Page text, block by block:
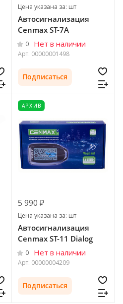
Цена указана за: шт
Автосигнализация
Cenmax ST-7A
0 Нет в наличии
Арт. 00000001498
Подписаться
АРХИВ
5 990 ₽
Цена указана за: шт
Автосигнализация
Cenmax ST-11 Dialog
0 Нет в наличии
Арт. 00000004209
Подписаться